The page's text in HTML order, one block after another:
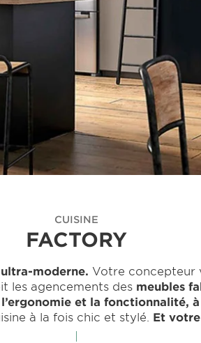
CUISINE
FACTORY
moderne. Votre concepteur
les agencements des meubles
l’ergonomie et la fonctionnalité,
à la fois chic et stylé. Et